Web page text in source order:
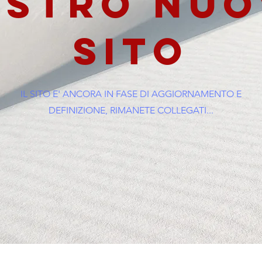
SITO
IL SITO E' ANCORA IN FASE DI AGGIORNAMENTO E
DEFINIZIONE, RIMANETE COLLEGATI...